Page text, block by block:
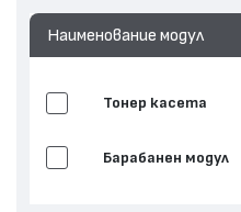
Наименование модул
Тонер касета
Барабанен модул